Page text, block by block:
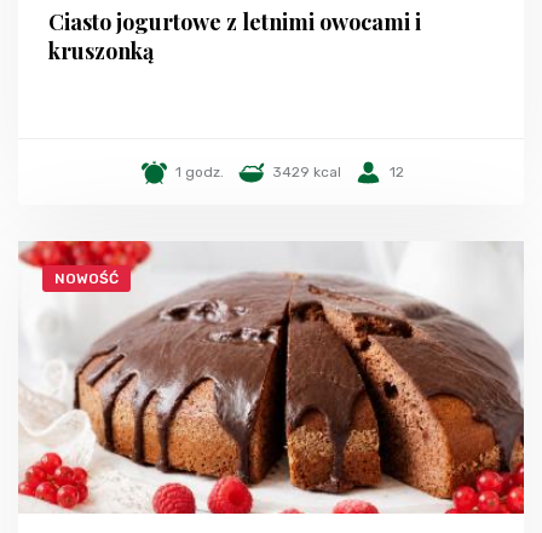
Ciasto jogurtowe z letnimi owocami i
kruszonką
1 godz. 3429 kcal 12
NOWOŚĆ